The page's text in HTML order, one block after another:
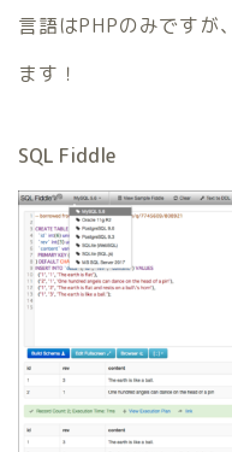
言語はPHPのみですが
ます！
SQL Fiddle